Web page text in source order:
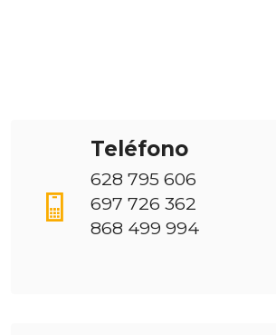
Teléfono
628 795 606
697 726 362
868 499 994